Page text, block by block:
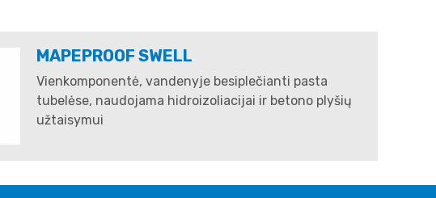
MAPEPROOF SWELL
Vienkomponentė, vandenyje besiplečianti pasta
tubelėse, naudojama hidroizoliacijai ir betono plyšių
užtaisymui